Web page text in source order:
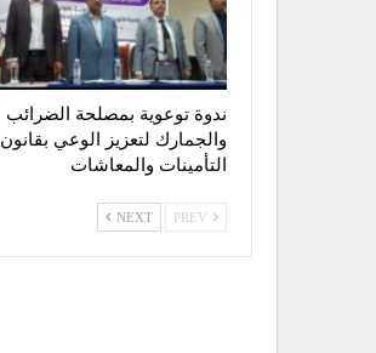
ندوة توعوية بمصلحة الضرائب
والجمارك لتعزيز الوعي بقانون
التأمينات والمعاشات
NEXT